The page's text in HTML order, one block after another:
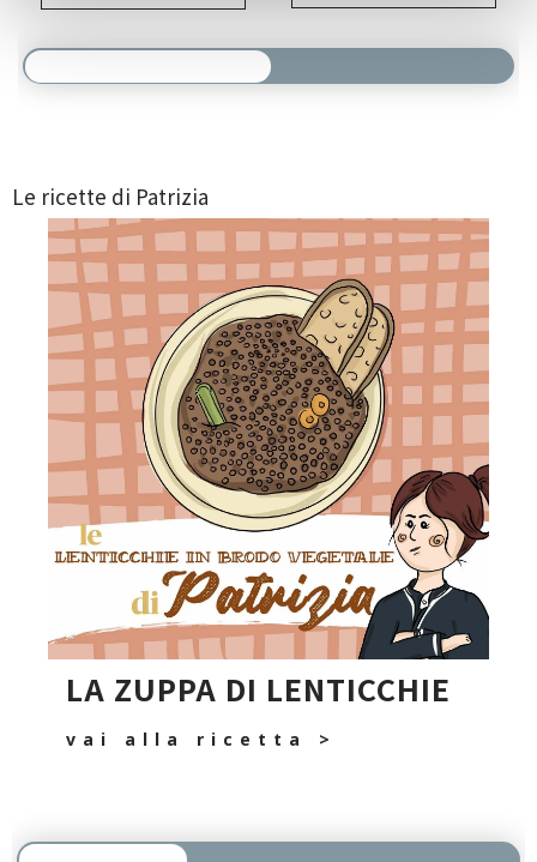
Le ricette di Patrizia
LA ZUPPA DI LENTICCHIE
vai alla ricetta >